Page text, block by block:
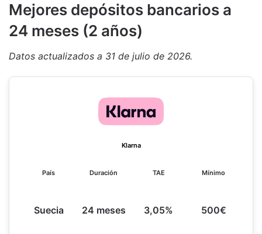
Mejores depósitos bancarios a
24 meses (2 años)
Datos actualizados a 31 de julio de 2026.
Klarna
País
Suecia
Duración
24 meses
TAE
3,05%
Mínimo
500€